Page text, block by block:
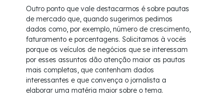
Outro ponto que vale destacarmos é sobre pautas
de mercado que, quando sugerimos pedimos
dados como, por exemplo, número de crescimento,
faturamento e porcentagens. Solicitamos à vocês
porque os veículos de negócios que se interessam
por esses assuntos dão atenção maior as pautas
mais completas, que contenham dados
interessantes e que convença o jornalista a
elaborar uma matéria maior sobre o tema.